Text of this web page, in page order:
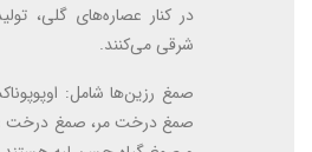
در کنار عصاره‌های گلی،
شرقی می‌کنند.
صمغ رزین‌ها شامل:
صمغ درخت مر، صمغ درخت